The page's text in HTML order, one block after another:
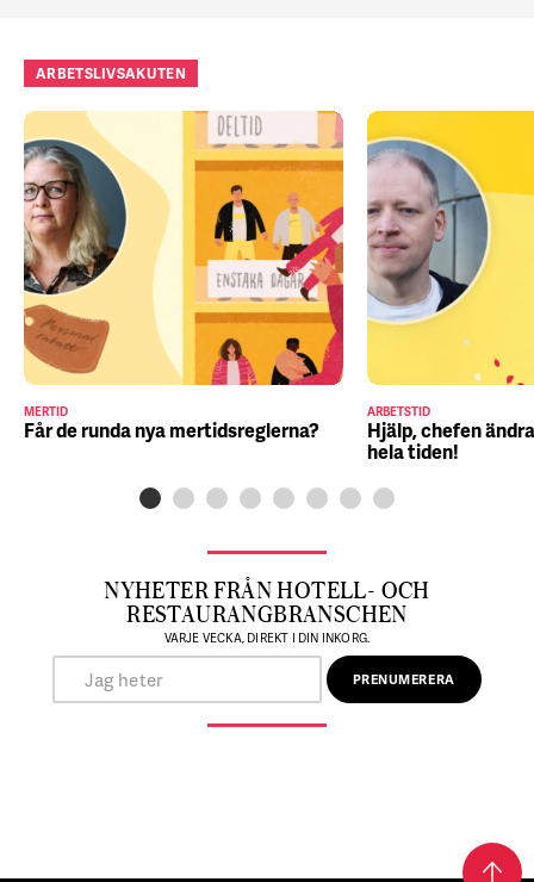
ARBETSLIVSAKUTEN
MERTID
Får de runda nya mertidsreglerna?
ARBETSTID
Hjälp, chefen
hela tiden!
NYHETER FRÅN HOTELL- OCH
RESTAURANGBRANSCHEN
VARJE VECKA, DIREKT I DIN INKORG.